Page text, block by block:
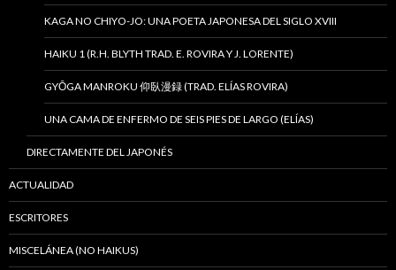
KAGA NO CHIYO-JO: UNA POETA JAPONESA DEL SIGLO XVIII
HAIKU 1 (R.H. BLYTH TRAD. E. ROVIRA Y J. LORENTE)
GYŌGA MANROKU 仰臥漫録 (TRAD. ELÍAS ROVIRA)
UNA CAMA DE ENFERMO DE SEIS PIES DE LARGO (ELÍAS)
DIRECTAMENTE DEL JAPONÉS
ACTUALIDAD
ESCRITORES
MISCELÁNEA (NO HAIKUS)